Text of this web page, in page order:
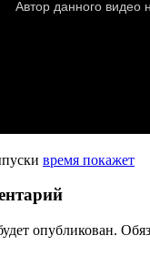
время покажет
опубликован.